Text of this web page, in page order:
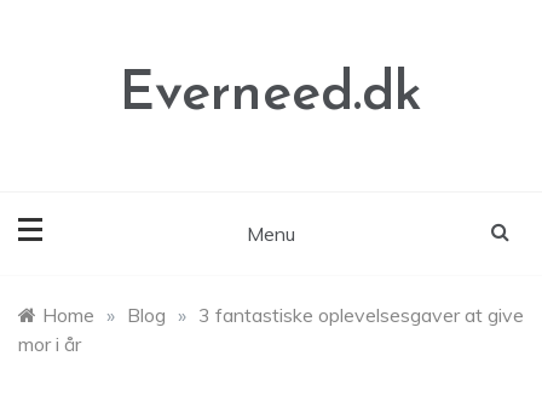
Everneed.dk
Menu
Home » Blog » 3 fantastiske oplevelsesgaver at give
mor i år